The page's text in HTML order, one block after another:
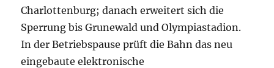
Charlottenburg; danach erweitert sich die
Sperrung bis Grunewald und Olympiastadion.
In der Betriebspause prüft die Bahn das neu
eingebaute elektronische